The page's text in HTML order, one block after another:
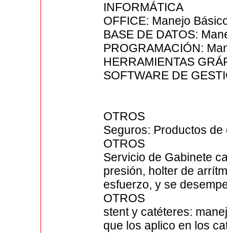
INFORMÁTICA
OFFICE: Manejo
BASE DE DATOS:
PROGRAMACIÓN:
HERRAMIENTAS
SOFTWARE DE
OTROS
Seguros: Productos
OTROS
Servicio de Gabinete
presión, holter de
esfuerzo, y se
OTROS
stent y catéteres:
que los aplico en los